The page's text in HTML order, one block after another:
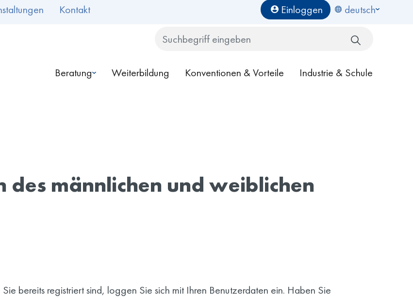
Kontakt Benutzermenü
Einloggen
deutsch
Search
Search
Beratung Weiterbildung Konventionen & Vorteile Industrie & Schule
des männlichen und weiblichen
bereits registriert sind, loggen Sie sich mit Ihren Benutzerdaten ein. Haben Sie